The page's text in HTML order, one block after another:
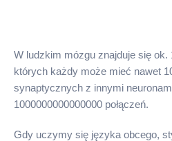
W ludzkim mózgu znajduje się ok.
których każdy może mieć nawet
synaptycznych z innymi
1000000000000000 połączeń.
Gdy uczymy się języka obcego,